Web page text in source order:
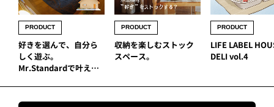
PRODUCT
好きを選んで、自分ら
しく遊ぶ。
Mr.Standardで叶える
PRODUCT
収納を楽しむストック
スペース。
PRODUCT
LIFE LABEL
DELI vol.4